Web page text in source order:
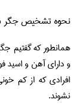
نحوه تشخیص جگر
همانطور که گفتیم
و دارای آهن و اسید
افرادی که از کم
نشوند.